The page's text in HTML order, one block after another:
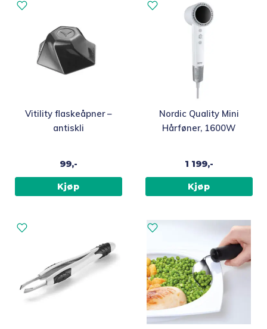
Vitility flaskeåpner –
antiskli
99,-
Kjøp
Nordic Quality Mini
Hårføner, 1600W
1 199,-
Kjøp